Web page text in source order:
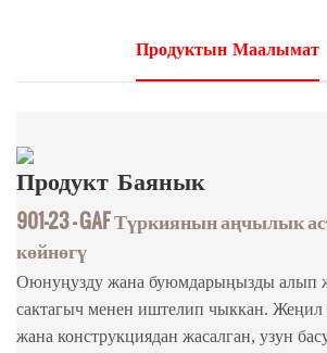
Продуктын Маалымат
Продукт Баянык
901-23 - GAF Түркиянын аңчылык
көйнөгү
Оюнуңузду жана буюмдарыңызды алып
сактагыч менен иштелип чыккан. Жеңил
жана конструкциядан жасалган, узун